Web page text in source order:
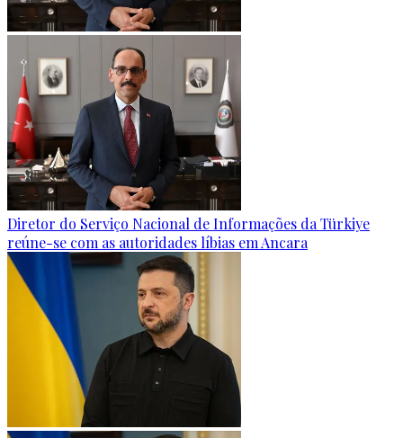
Diretor do Serviço Nacional de Informações da Türkiye
reúne-se com as autoridades líbias em Ancara